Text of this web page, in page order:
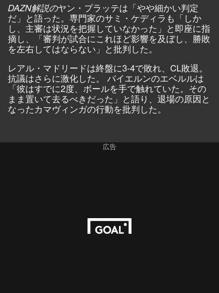
DAZN解説のヤン・プラッテは「やや細かい判定
だ」と語った。専門家のサミ・ケディラも「しか
し、主審は状況を把握していなかった」と即座に指
摘し、「審判が試合にこれほど影響を及ぼし、勝敗
を左右してはならない」と批判した。
レアル・マドリードは終盤に3-4で敗れ、CL敗退。
抗議はさらに激化した。 バイエルンのエベルルは
「彼はすでに2度、ボールを手で触れていた。その
まま置いて去るべきだった」と語り、退場の原因と
なったカマヴィンガの行動を批判した。
広告